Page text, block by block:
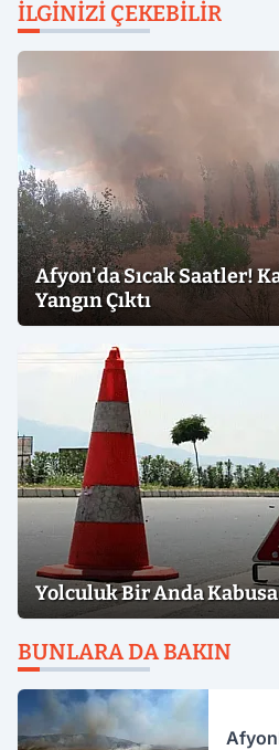
İLGINIZI ÇEKEBILIR
Afyon'da Sıcak Saatler!
Yangın Çıktı
Yolculuk Bir Anda
BUNLARA DA BAKIN